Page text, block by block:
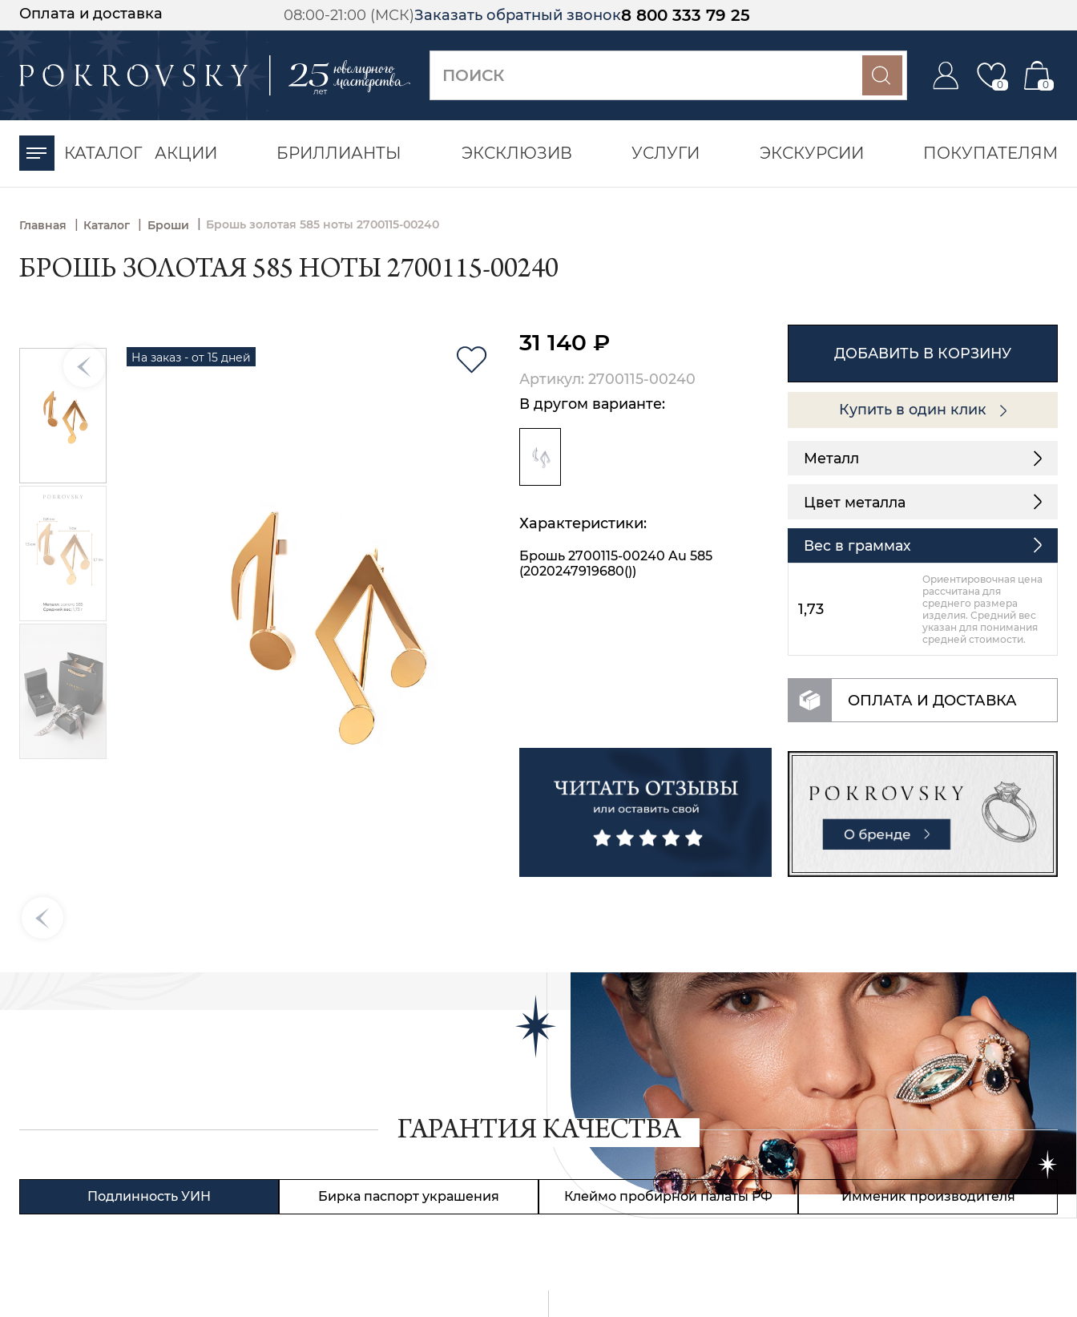
Оплата и доставка 08:00-21:00 (МСК)Заказать обратный звонок8 800 333 79 25
0 0
КАТАЛОГ АКЦИИ БРИЛЛИАНТЫ ЭКСКЛЮЗИВ УСЛУГИ ЭКСКУРСИИ ПОКУПАТЕЛЯМ
Главная | Каталог | Броши Брошь золотая 585 ноты 2700115-00240
БРОШЬ ЗОЛОТАЯ 585 НОТЫ 2700115-00240
На заказ - от 15 дней
31 140 ₽
Артикул: 2700115-00240
В другом варианте:
Характеристики:
Брошь 2700115-00240 Au 585
(2020247919680())
ДОБАВИТЬ В КОРЗИНУ
Купить в один клик
Металл
Цвет металла
Вес в граммах
1,73
Ориентировочная цена
рассчитана для
среднего размера
изделия. Средний вес
указан для понимания
средней стоимости.
ОПЛАТА И ДОСТАВКА
ГАРАНТИЯ КАЧЕСТВА
Подлинность УИН Бирка паспорт украшения Клеймо пробирной палаты РФ Имменик производителя
-30%
момента оплаты